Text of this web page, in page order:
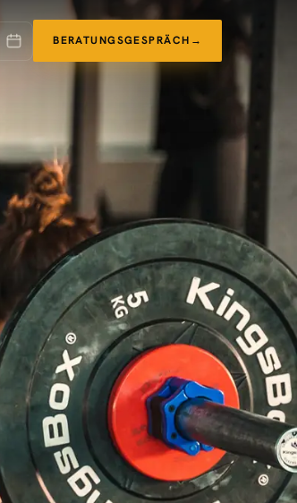
BERATUNGSGESPRÄCH →